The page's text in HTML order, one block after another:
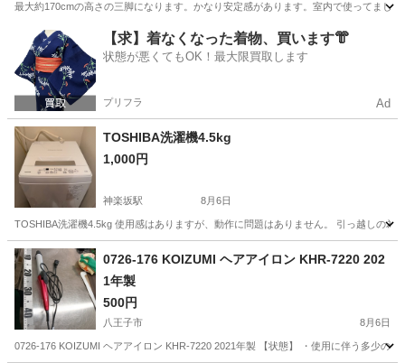
最大約170cmの高さの三脚になります。かなり安定感があります。室内で使ってまし
東京 板橋区 新板橋駅 その他
【求】着なくなった着物、買います👘
状態が悪くてもOK！最大限買取します
プリフラ Ad
TOSHIBA洗濯機4.5kg
1,000円
神楽坂駅 8月6日
TOSHIBA洗濯機4.5kg 使用感はありますが、動作に問題はありません。 引っ越しの
東京 新宿区
0726-176 KOIZUMI ヘアアイロン KHR-7220 202
1年製
500円
八王子市 8月6日
0726-176 KOIZUMI ヘアアイロン KHR-7220 2021年製 【状態】 ・使用に伴う多少の